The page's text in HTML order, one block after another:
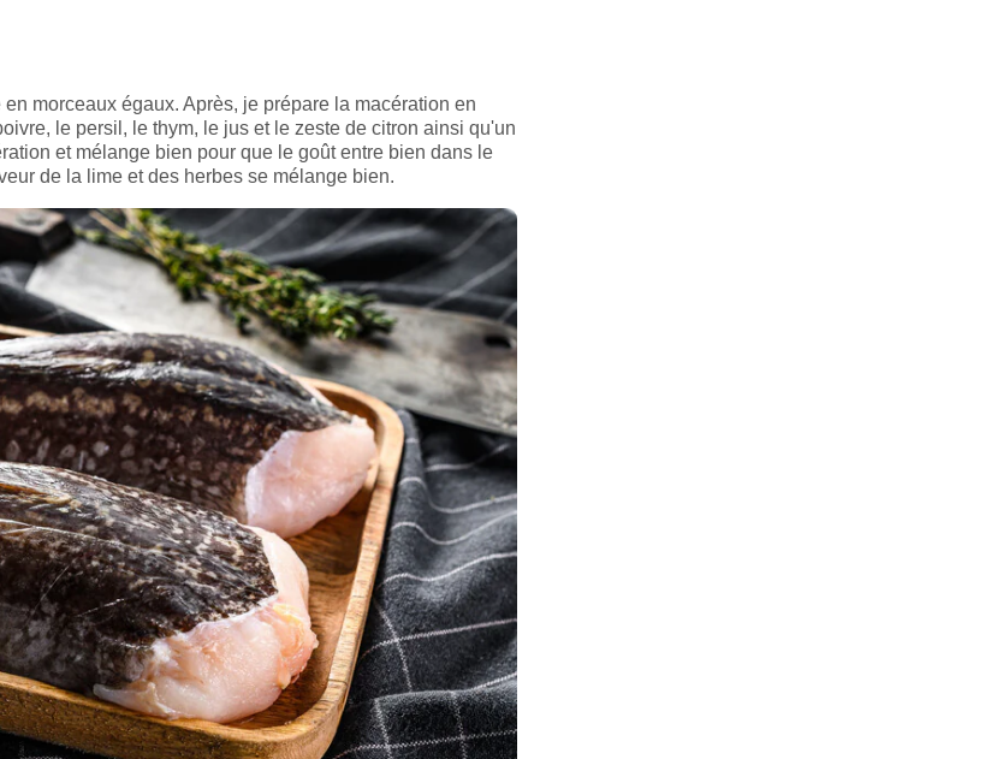
morceaux égaux. Après, je prépare la macération en
le persil, le thym, le jus et le zeste de citron ainsi qu'un
et mélange bien pour que le goût entre bien dans le
de la lime et des herbes se mélange bien.